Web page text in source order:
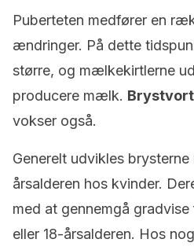
Puberteten medfører en
ændringer. På dette
større, og mælkekirtlerne
producere mælk.
vokser også.
Generelt udvikles
årsalderen hos kvinder.
med at gennemgå
eller 18-årsalderen. Hos